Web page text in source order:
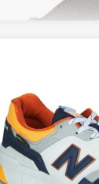
109